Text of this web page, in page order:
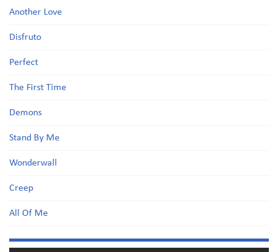
Another Love
Disfruto
Perfect
The First Time
Demons
Stand By Me
Wonderwall
Creep
All Of Me